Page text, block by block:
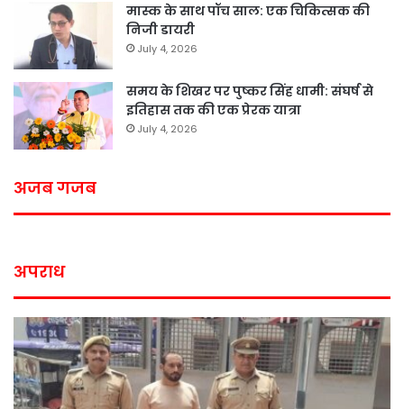
मास्क के साथ पॉच साल: एक चिकित्सक की
निजी डायरी
July 4, 2026
समय के शिखर पर पुष्कर सिंह धामी: संघर्ष से
इतिहास तक की एक प्रेरक यात्रा
July 4, 2026
अजब गजब
अपराध